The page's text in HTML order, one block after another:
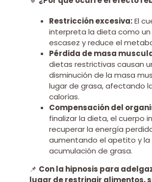
Restricción excesiva:El
interpreta la dieta como
escasez y reduce el
Pérdida de masa
dietas restrictivas causan
disminución de la masa
lugar de grasa, afectando
calorías.
Compensación del
finalizar la dieta, el cuerpo
recuperar la energía
aumentando el apetito y la
acumulación de grasa.
📌 Con la hipnosis para
lugar de restringir alimentos,